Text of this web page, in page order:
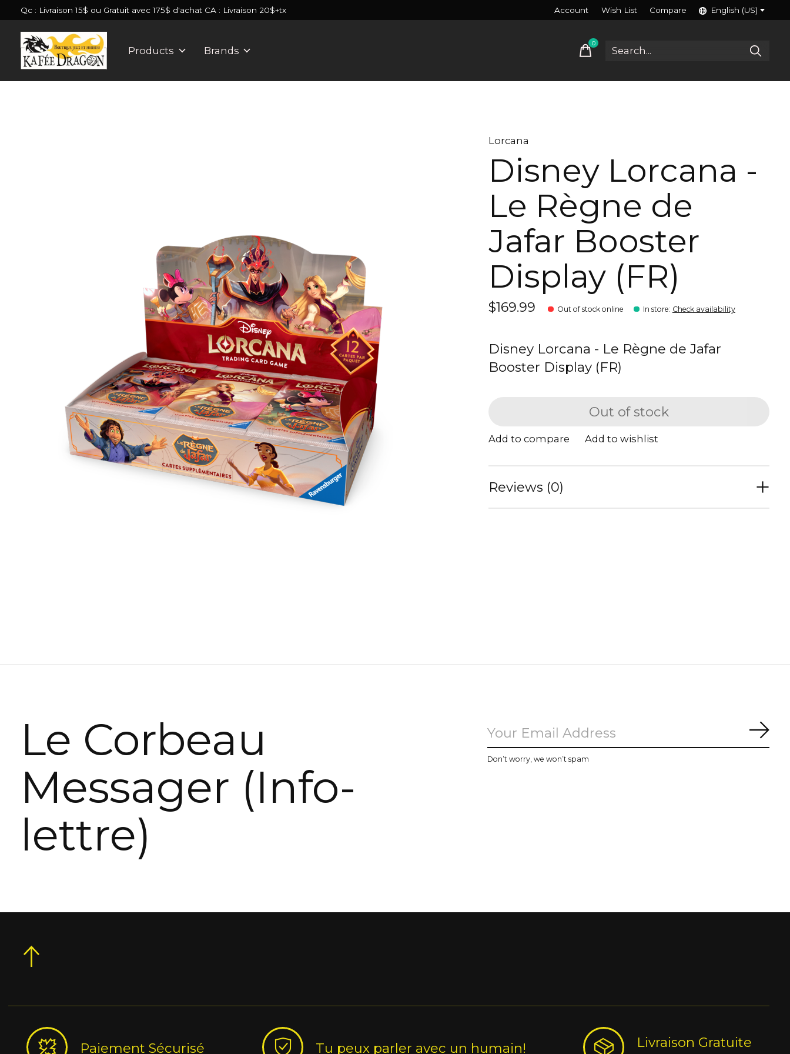
Qc : Livraison 15$ ou Gratuit avec 175$ d'achat CA : Livraison 20$+tx Account Wish List Compare English (US)
Products Brands
0items
Lorcana
Disney Lorcana -
Le Règne de
Jafar Booster
Display (FR)
$169.99 Out of stock online In store: Check availability
Disney Lorcana - Le Règne de Jafar
Booster Display (FR)
Out of stock
Add to compare Add to wishlist
Reviews (0)
Le Corbeau
Messager (Info-
lettre)
Don’t worry, we won’t spam
Paiement Sécurisé Tu peux parler avec un humain! Livraison Gratuite